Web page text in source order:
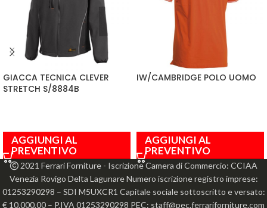
GIACCA TECNICA CLEVER
STRETCH S/8884B
AGGIUNGI AL
PREVENTIVO
IW/CAMBRIDGE POLO UOMO
AGGIUNGI AL
PREVENTIVO
2021 Ferrari Forniture - Iscrizione Camera di Commercio: CCIAA
Venezia Rovigo Delta Lagunare Numero iscrizione registro imprese:
01253290298 – SDI M5UXCR1 Capitale sociale sottoscritto e versato:
€ 10.000,00 – P.IVA 01253290298 PEC: staff@pec.ferrariforniture.com